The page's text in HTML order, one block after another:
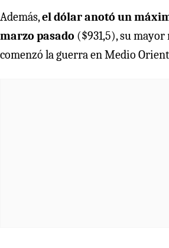
Además,el dólar anotó un
marzo pasado ($931,5), su mayor
comenzó la guerra en Medio